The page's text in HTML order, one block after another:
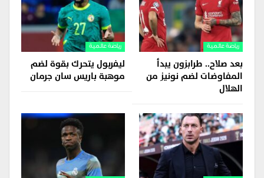
رياضة عالمية
بعد صلاح.. طرابزون يبدأ
المفاوضات لضم نونيز من
الهلال
رياضة عالمية
ليفربول يتحرك بقوة لضم
موهبة باريس سان جرمان